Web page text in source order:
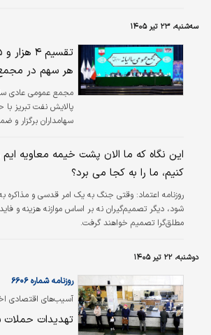
سه‌شنبه، ۲۳ تیر ۱۴۰۵
هر سهم در
مجمع عمومی عادی
سهامداران برگزار
هزار و ۷۹۵
اجرای طرح جامع
یافت.
این نگاه که ما الان پشت خیمه معاویه ایم
کنیم، ما را به کجا می برد؟
روزنامه اعتماد: وقتی جنگ به یک امر قدسی و مذاکره
شود، دیگر تصمیم‌گیران نه بر اساس موازنه هزینه و
مطلق‌گرا تصمیم خواهند گرفت.
دوشنبه، ۲۲ تیر ۱۴۰۵
آسیب‌های اقتصادی
چیست؟
روزنامه شماره ۶۶۰۶
تهدیدات حملات